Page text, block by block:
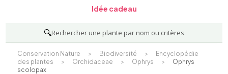
Idée cadeau
🔍Rechercher une plante par nom ou critères
Conservation Nature > Biodiversité >
Encyclopédie
des plantes
> Orchidaceae > Ophrys >
Ophrys
scolopax